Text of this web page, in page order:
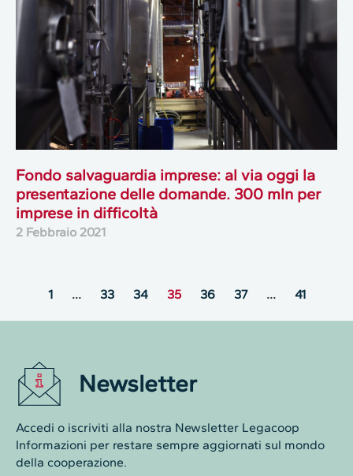
Fondo salvaguardia imprese: al via oggi la
presentazione delle domande. 300 mln per
imprese in difficoltà
2 Febbraio 2021
1 … 33 34 35 36 37 … 41
Newsletter
Accedi o iscriviti alla nostra Newsletter Legacoop
Informazioni per restare sempre aggiornati sul mondo
della cooperazione.